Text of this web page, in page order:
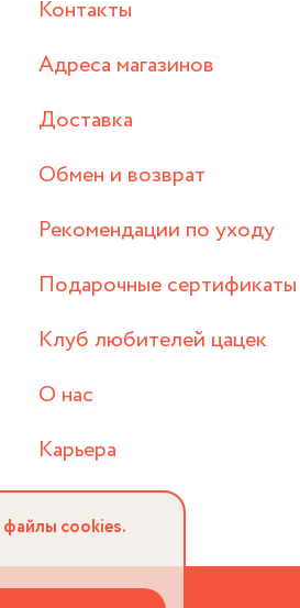
Контакты
Адреса магазинов
Доставка
Обмен и возврат
Рекомендации по уходу
Подарочные сертификаты
Клуб любителей цацек
О нас
Карьера
файлы cookies.